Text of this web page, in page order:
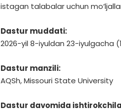
istagan talabalar uchun
Dastur muddati:
2026-yil 8-iyuldan 23-iyulgacha
Dastur manzili:
AQSh, Missouri State University
Dastur davomida